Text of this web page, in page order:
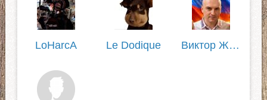
LoHarcA Le Dodique Виктор Жилин